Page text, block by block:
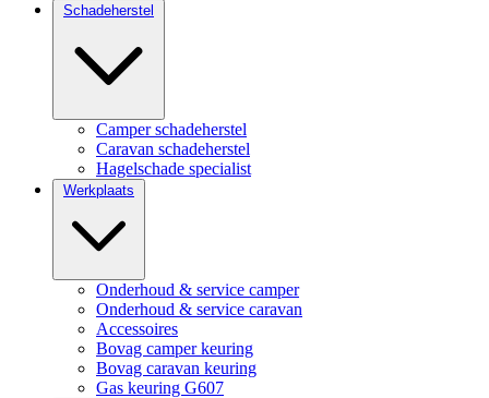
Schadeherstel
Camper schadeherstel
Caravan schadeherstel
Hagelschade specialist
Werkplaats
Onderhoud & service camper
Onderhoud & service caravan
Accessoires
Bovag camper keuring
Bovag caravan keuring
Gas keuring G607